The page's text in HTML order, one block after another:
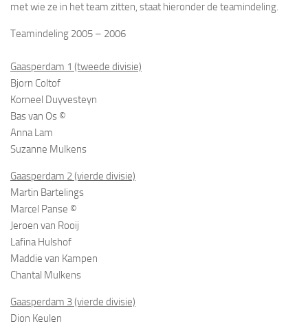
met wie ze in het team zitten, staat hieronder de teamindeling.
Teamindeling 2005 – 2006
Gaasperdam 1 (tweede divisie)
Bjorn Coltof
Korneel Duyvesteyn
Bas van Os ©
Anna Lam
Suzanne Mulkens
Gaasperdam 2 (vierde divisie)
Martin Bartelings
Marcel Panse ©
Jeroen van Rooij
Lafina Hulshof
Maddie van Kampen
Chantal Mulkens
Gaasperdam 3 (vierde divisie)
Dion Keulen